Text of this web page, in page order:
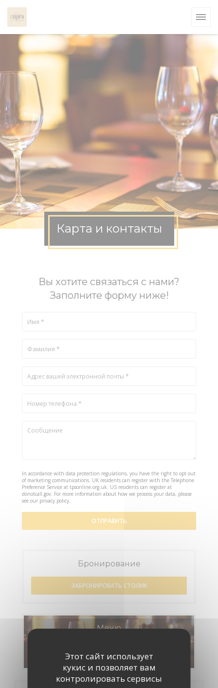
Этот сайт использует
кукис и позволяет вам
контролировать сервисы
Карта и контакты
Вы хотите связаться с нами?
Заполните форму ниже!
In accordance with data protection regulations, you have the right to opt out
of marketing communications. UK residents can register with the Telephone
Preference Service at tpsonline.org.uk. US residents can register at
donotcall.gov. For more information about how we process your data, please
see our privacy policy.
Бронирование
ЗАБРОНИРОВАТЬ СТОЛИК
Меню